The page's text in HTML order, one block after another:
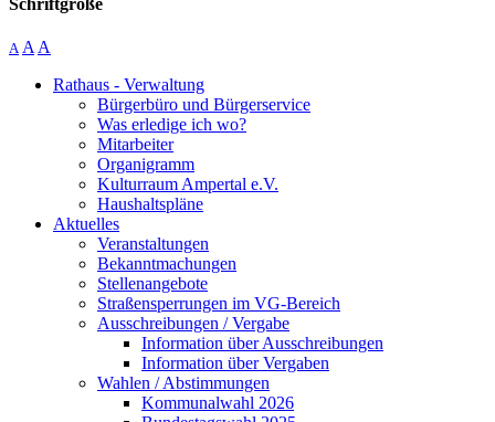
A A A
Rathaus - Verwaltung
Bürgerbüro und Bürgerservice
Was erledige ich wo?
Mitarbeiter
Organigramm
Kulturraum Ampertal e.V.
Haushaltspläne
Aktuelles
Veranstaltungen
Bekanntmachungen
Stellenangebote
Straßensperrungen im VG-Bereich
Ausschreibungen / Vergabe
Information über Ausschreibungen
Information über Vergaben
Wahlen / Abstimmungen
Kommunalwahl 2026